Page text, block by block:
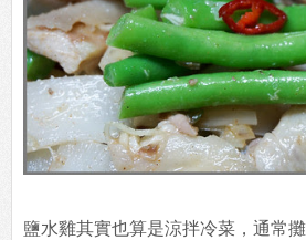
鹽水雞其實也算是涼拌冷菜，通常